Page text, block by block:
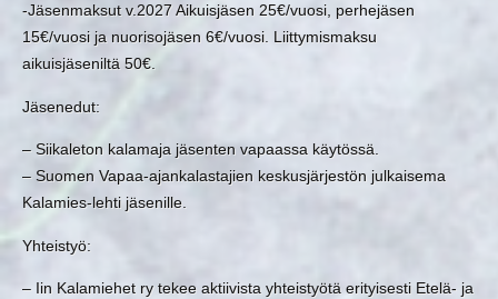
-Jäsenmaksut v.2027 Aikuisjäsen 25€/vuosi, perhejäsen
15€/vuosi ja nuorisojäsen 6€/vuosi. Liittymismaksu
aikuisjäseniltä 50€.
Jäsenedut:
– Siikaleton kalamaja jäsenten vapaassa käytössä.
– Suomen Vapaa-ajankalastajien keskusjärjestön julkaisema
Kalamies-lehti jäsenille.
Yhteistyö:
– Iin Kalamiehet ry tekee aktiivista yhteistyötä erityisesti Etelä- ja